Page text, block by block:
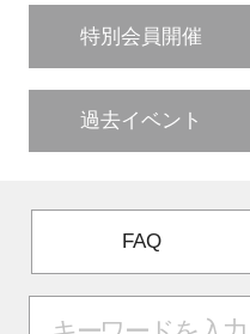
特別会員開催
過去イベント
FAQ